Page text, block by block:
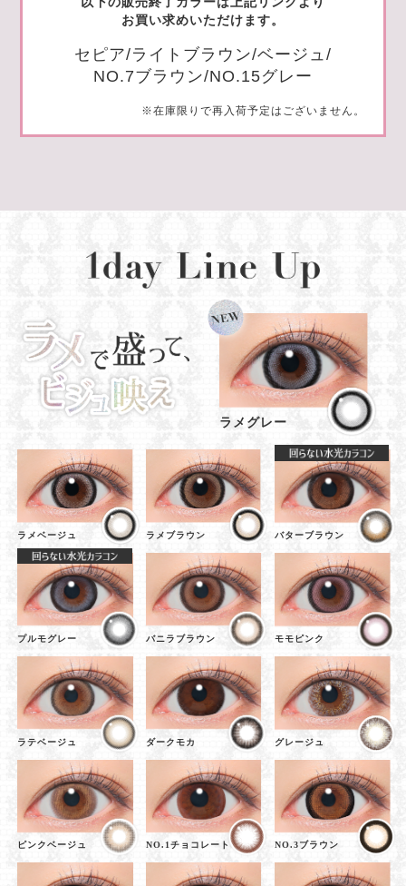
お買い求めいただけます。
セピア/ライトブラウン/ベージュ/
NO.7ブラウン/NO.15グレー
※在庫限りで再入荷予定はございません。
ラメグレー
ラメベージュ ラメブラウン バターブラウン
プルモグレー バニラブラウン モモピンク
ラテベージュ ダークモカ グレージュ
ピンクベージュ NO.1チョコレート NO.3ブラウン